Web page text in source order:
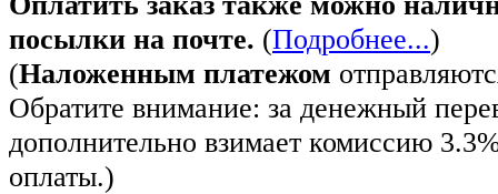
посылки на почте. (Подробнее...)
(Наложенным платежом
Обратите внимание: за денежный
дополнительно взимает комиссию
оплаты.)